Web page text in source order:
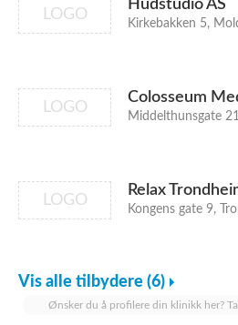
LOGO
Hudstudio AS
Kirkebakken 5,
LOGO
Colosseum
Middelthunsgate
LOGO
Relax
Kongens gate 9,
Vis alle tilbydere (6)
Ønsker du å profilere din klinikk her?